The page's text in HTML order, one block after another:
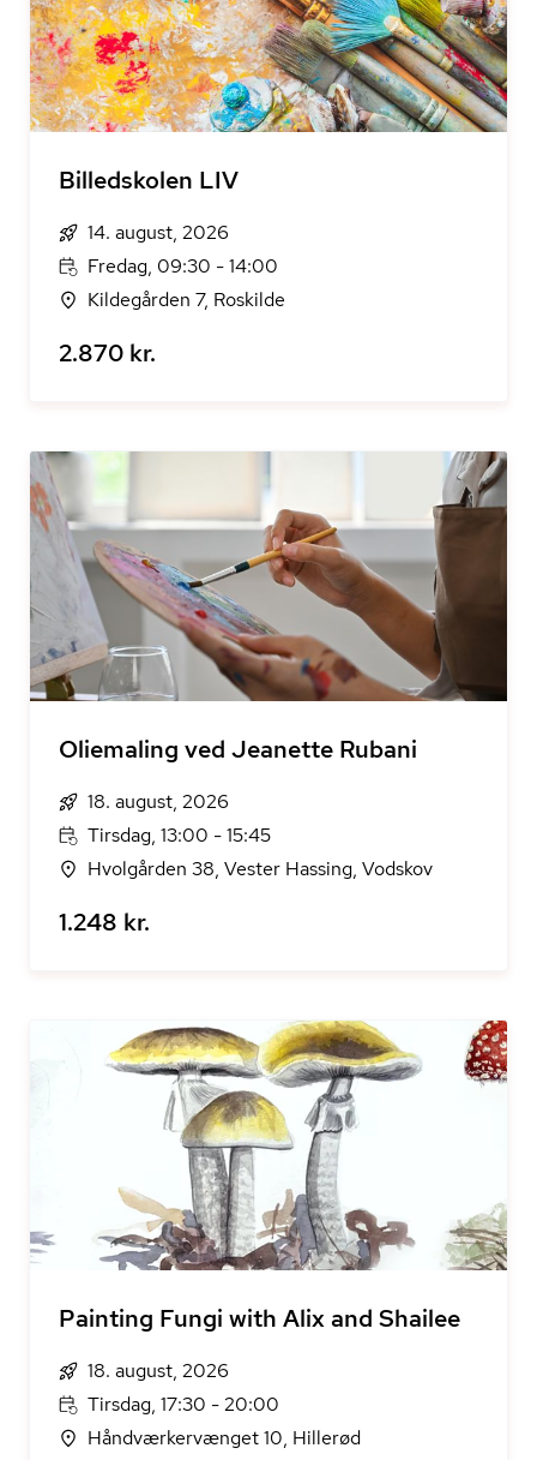
Billedskolen LIV
14. august, 2026
Fredag, 09:30 - 14:00
Kildegården 7, Roskilde
2.870 kr.
Oliemaling ved Jeanette Rubani
18. august, 2026
Tirsdag, 13:00 - 15:45
Hvolgården 38, Vester Hassing, Vodskov
1.248 kr.
Painting Fungi with Alix and Shailee
18. august, 2026
Tirsdag, 17:30 - 20:00
Håndværkervænget 10, Hillerød